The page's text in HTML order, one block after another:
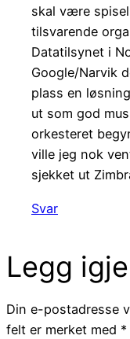
skal være
tilsvarende
Datatilsynet i
Google/Narvik
plass en
ut som god
orkesteret
ville jeg nok
sjekket ut
Svar
Legg
Din e-postadresse
felt er merket med *